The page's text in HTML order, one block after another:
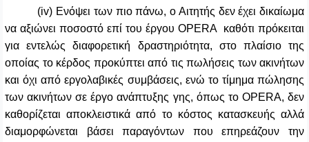
(iv) Ενόψει των πιο πάνω, ο Αιτητής δεν έχει δικαίωμα
να αξιώνει ποσοστό επί του έργου OPERA
καθότι πρόκειται
για εντελώς διαφορετική δραστηριότητα, στο πλαίσιο της
οποίας το κέρδος προκύπτει από τις πωλήσεις των ακινήτων
και όχι από εργολαβικές συμβάσεις, ενώ το τίμημα πώλησης
των ακινήτων σε έργο ανάπτυξης γης, όπως το OPERA, δεν
καθορίζεται αποκλειστικά από το κόστος κατασκευής αλλά
διαμορφώνεται βάσει παραγόντων που επηρεάζουν την